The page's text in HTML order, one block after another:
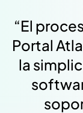
“El
Portal
la